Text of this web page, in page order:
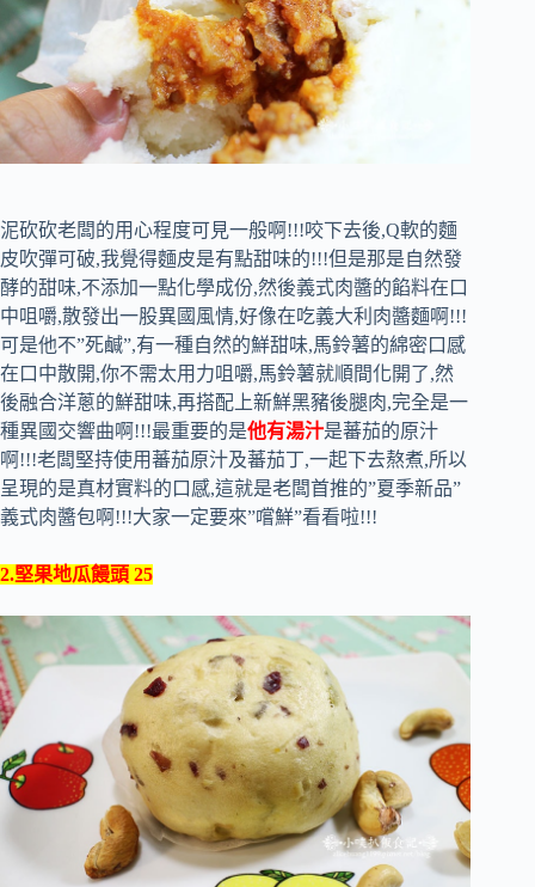
泥砍砍老闆的用心程度可見一般啊!!!咬下去後,Q軟的麵
皮吹彈可破,我覺得麵皮是有點甜味的!!!但是那是自然發
酵的甜味,不添加一點化學成份,然後義式肉醬的餡料在口
中咀嚼,散發出一股異國風情,好像在吃義大利肉醬麵啊!!!
可是他不”死鹹”,有一種自然的鮮甜味,馬鈴薯的綿密口感
在口中散開,你不需太用力咀嚼,馬鈴薯就順間化開了,然
後融合洋蔥的鮮甜味,再搭配上新鮮黑豬後腿肉,完全是一
種異國交響曲啊!!!最重要的是他有湯汁是蕃茄的原汁
啊!!!老闆堅持使用蕃茄原汁及蕃茄丁,一起下去熬煮,所以
呈現的是真材實料的口感,這就是老闆首推的”夏季新品”
義式肉醬包啊!!!大家一定要來”嚐鮮”看看啦!!!
2.堅果地瓜饅頭 25